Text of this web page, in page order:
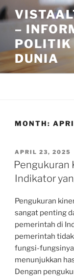
Skip
to
content
–
POLITIK
DUNIA
MONTH:
POSTED
ON
APRIL 23, 2025
Pengukuran
Indikator
Pengukuran
sangat penting
pemerintah di
pemerintah
fungsi-
menunjukkan
Dengan